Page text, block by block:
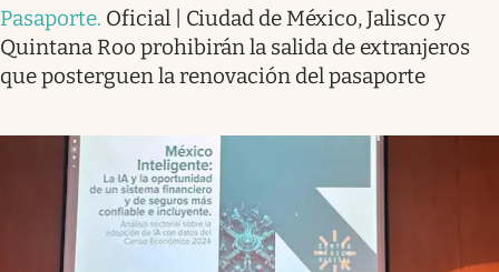
Pasaporte. Oficial | Ciudad de México, Jalisco y
Quintana Roo prohibirán la salida de extranjeros
que posterguen la renovación del pasaporte